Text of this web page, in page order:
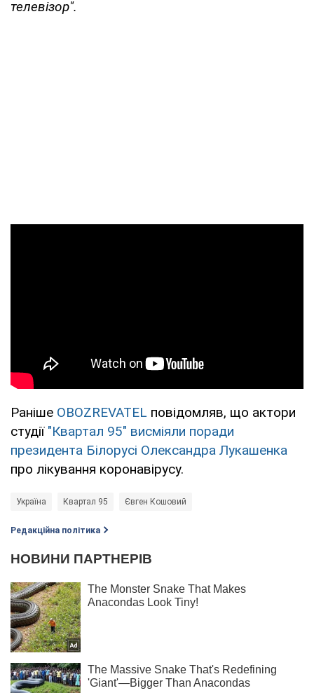
телевізор".
Раніше OBOZREVATEL повідомляв, що актори
студії "Квартал 95" висміяли поради
президента Білорусі Олександра Лукашенка
про лікування коронавірусу.
Україна Квартал 95 Євген Кошовий
Редакційна політика